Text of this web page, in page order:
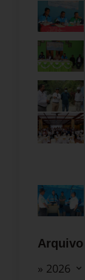
Arquivo
» 2026